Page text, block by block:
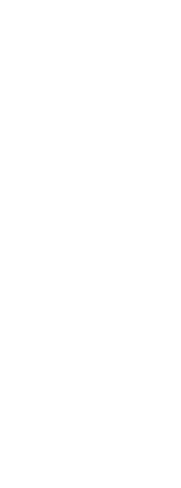
clé de voûte
L’anticipation de
d’appréhender
mais comme
fortement
patrimonial
structurants à
liquidités
reconstitution de
exposition aux
départ et objectifs
l’analyse de
fragmentée dans
plan
patrimonial ou
comptable, cet
d’une stratégie